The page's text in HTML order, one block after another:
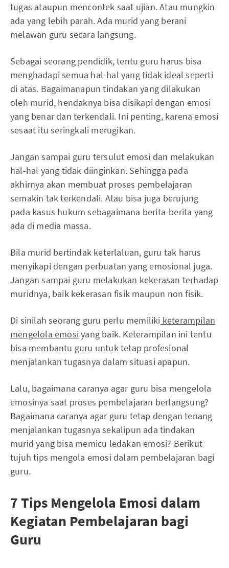
tugas ataupun mencontek saat ujian. Atau mungkin
ada yang lebih parah. Ada murid yang berani
melawan guru secara langsung.
Sebagai seorang pendidik, tentu guru harus bisa
menghadapi semua hal-hal yang tidak ideal seperti
di atas. Bagaimanapun tindakan yang dilakukan
oleh murid, hendaknya bisa disikapi dengan emosi
yang benar dan terkendali. Ini penting, karena emosi
sesaat itu seringkali merugikan.
Jangan sampai guru tersulut emosi dan melakukan
hal-hal yang tidak diinginkan. Sehingga pada
akhirnya akan membuat proses pembelajaran
semakin tak terkendali. Atau bisa juga berujung
pada kasus hukum sebagaimana berita-berita yang
ada di media massa.
Bila murid bertindak keterlaluan, guru tak harus
menyikapi dengan perbuatan yang emosional juga.
Jangan sampai guru melakukan kekerasan terhadap
muridnya, baik kekerasan fisik maupun non fisik.
Di sinilah seorang guru perlu memiliki keterampilan
mengelola emosi yang baik. Keterampilan ini tentu
bisa membantu guru untuk tetap profesional
menjalankan tugasnya dalam situasi apapun.
Lalu, bagaimana caranya agar guru bisa mengelola
emosinya saat proses pembelajaran berlangsung?
Bagaimana caranya agar guru tetap dengan tenang
menjalankan tugasnya sekalipun ada tindakan
murid yang bisa memicu ledakan emosi? Berikut
tujuh tips mengola emosi dalam pembelajaran bagi
guru.
7 Tips Mengelola Emosi dalam
Kegiatan Pembelajaran bagi
Guru